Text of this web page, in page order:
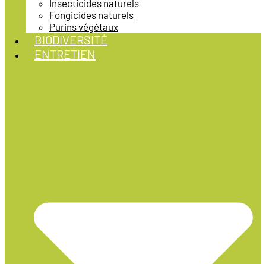
Insecticides naturels
Fongicides naturels
Purins végétaux
BIODIVERSITÉ
ENTRETIEN